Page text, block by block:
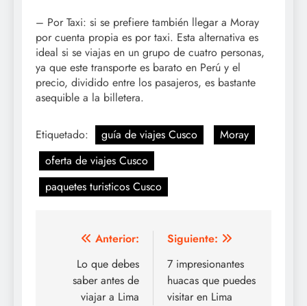
– Por Taxi: si se prefiere también llegar a Moray
por cuenta propia es por taxi. Esta alternativa es
ideal si se viajas en un grupo de cuatro personas,
ya que este transporte es barato en Perú y el
precio, dividido entre los pasajeros, es bastante
asequible a la billetera.
Etiquetado: guía de viajes Cusco
Moray
oferta de viajes Cusco
paquetes turisticos Cusco
Navegación
entradas
Anterior:
Lo que debes
saber antes de
viajar a Lima
Siguiente:
7 impresionantes
huacas que puedes
visitar en Lima